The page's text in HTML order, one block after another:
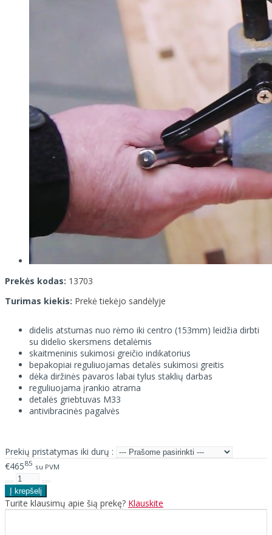
Prekės kodas: 13703
Turimas kiekis: Prekė tiekėjo sandėlyje
didelis atstumas nuo rėmo iki centro (153mm) leidžia dirbti
su didelio skersmens detalėmis
skaitmeninis sukimosi greičio indikatorius
bepakopiai reguliuojamas detalės sukimosi greitis
dėka diržinės pavaros labai tylus staklių darbas
reguliuojama įrankio atrama
detalės griebtuvas M33
antivibracinės pagalvės
Prekių pristatymas iki durų :
€46585 su PVM
Turite klausimų apie šią prekę? Klauskite